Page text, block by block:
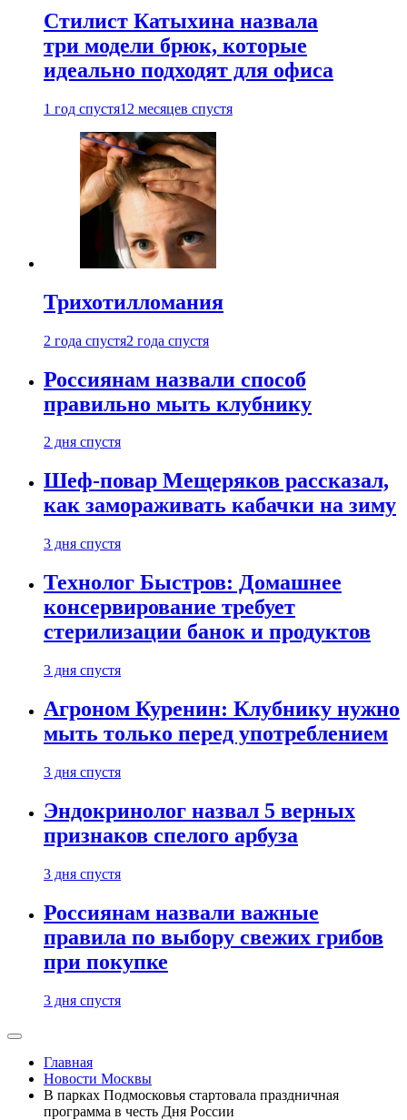
Стилист Катыхина назвала
три модели брюк, которые
идеально подходят для офиса
1 год спустя12 месяцев спустя
Трихотилломания
2 года спустя2 года спустя
Россиянам назвали способ
правильно мыть клубнику
2 дня спустя
Шеф-повар Мещеряков рассказал,
как замораживать кабачки на зиму
3 дня спустя
Технолог Быстров: Домашнее
консервирование требует
стерилизации банок и продуктов
3 дня спустя
Агроном Куренин: Клубнику нужно
мыть только перед употреблением
3 дня спустя
Эндокринолог назвал 5 верных
признаков спелого арбуза
3 дня спустя
Россиянам назвали важные
правила по выбору свежих грибов
при покупке
3 дня спустя
Главная
Новости Москвы
В парках Подмосковья стартовала праздничная
программа в честь Дня России